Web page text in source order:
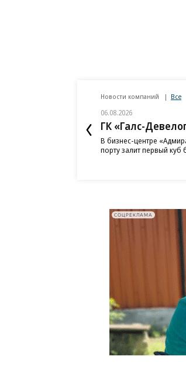
Новости компаний Все
06.08.2026
ГК «Галс-
В бизнес-центре
порту залит первый куб
СОЦРЕКЛАМА